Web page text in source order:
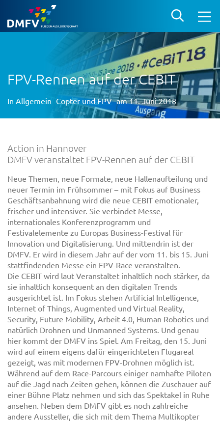
FPV-Rennen auf der CEBIT
In Allgemein Copter und FPV am 11. Juni 2018
Action in Hannover
DMFV veranstaltet FPV-Rennen auf der CEBIT
Neue Themen, neue Formate, neue Hallenaufteilung und
neuer Termin im Frühsommer – mit Fokus auf Business
Geschäftsanbahnung wird die neue CEBIT emotionaler,
frischer und intensiver. Sie verbindet Messe,
internationales Konferenzprogramm und
Festivalelemente zu Europas Business-Festival für
Innovation und Digitalisierung. Und mittendrin ist der
DMFV. Er wird in diesem Jahr auf der vom 11. bis 15. Juni
stattfindenden Messe ein FPV-Race veranstalten.
Die CEBIT wird laut Veranstaltet inhaltlich noch stärker, da
sie inhaltlich konsequent an den digitalen Trends
ausgerichtet ist. Im Fokus stehen Artificial Intelligence,
Internet of Things, Augmented und Virtual Reality,
Security, Future Mobility, Arbeit 4.0, Human Robotics und
natürlich Drohnen und Unmanned Systems. Und genau
hier kommt der DMFV ins Spiel. Am Freitag, den 15. Juni
wird auf einem eigens dafür eingerichteten Flugareal
gezeigt, was mit modernen FPV-Drohnen möglich ist.
Während auf dem Race-Parcours einiger namhafte Piloten
auf die Jagd nach Zeiten gehen, können die Zuschauer auf
einer Bühne Platz nehmen und sich das Spektakel in Ruhe
ansehen. Neben dem DMFV gibt es noch zahlreiche
andere Aussteller, die sich mit dem Thema Multikopter